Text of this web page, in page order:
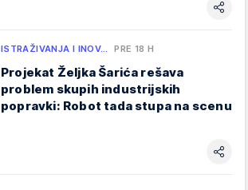
ISTRAŽIVANJA I INOV… PRE 18 H
Projekat Željka Šarića rešava
problem skupih industrijskih
popravki: Robot tada stupa na scenu